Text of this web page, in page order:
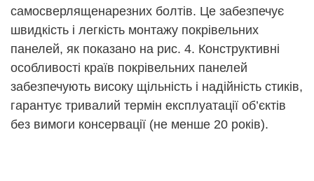
самосверлященарезних болтів. Це забезпечує
швидкість і легкість монтажу покрівельних
панелей, як показано на рис. 4. Конструктивні
особливості країв покрівельних панелей
забезпечують високу щільність і надійність стиків,
гарантує тривалий термін експлуатації об’єктів
без вимоги консервації (не менше 20 років).